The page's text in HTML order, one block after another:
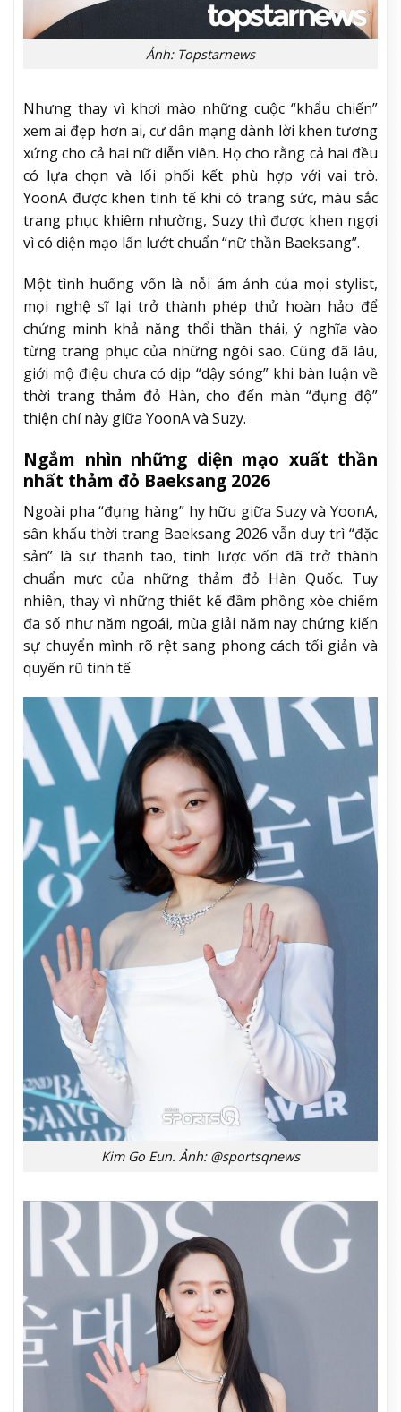
Ảnh: Topstarnews
Nhưng thay vì khơi mào những cuộc “khẩu chiến”
xem ai đẹp hơn ai, cư dân mạng dành lời khen tương
xứng cho cả hai nữ diễn viên. Họ cho rằng cả hai đều
có lựa chọn và lối phối kết phù hợp với vai trò.
YoonA được khen tinh tế khi có trang sức, màu sắc
trang phục khiêm nhường, Suzy thì được khen ngợi
vì có diện mạo lấn lướt chuẩn “nữ thần Baeksang”.
Một tình huống vốn là nỗi ám ảnh của mọi stylist,
mọi nghệ sĩ lại trở thành phép thử hoàn hảo để
chứng minh khả năng thổi thần thái, ý nghĩa vào
từng trang phục của những ngôi sao. Cũng đã lâu,
giới mộ điệu chưa có dịp “dậy sóng” khi bàn luận về
thời trang thảm đỏ Hàn, cho đến màn “đụng độ”
thiện chí này giữa YoonA và Suzy.
Ngắm nhìn những diện mạo xuất thần
nhất thảm đỏ Baeksang 2026
Ngoài pha “đụng hàng” hy hữu giữa Suzy và YoonA,
sân khấu thời trang Baeksang 2026 vẫn duy trì “đặc
sản” là sự thanh tao, tinh lược vốn đã trở thành
chuẩn mực của những thảm đỏ Hàn Quốc. Tuy
nhiên, thay vì những thiết kế đầm phồng xòe chiếm
đa số như năm ngoái, mùa giải năm nay chứng kiến
sự chuyển mình rõ rệt sang phong cách tối giản và
quyến rũ tinh tế.
Kim Go Eun. Ảnh: @sportsqnews